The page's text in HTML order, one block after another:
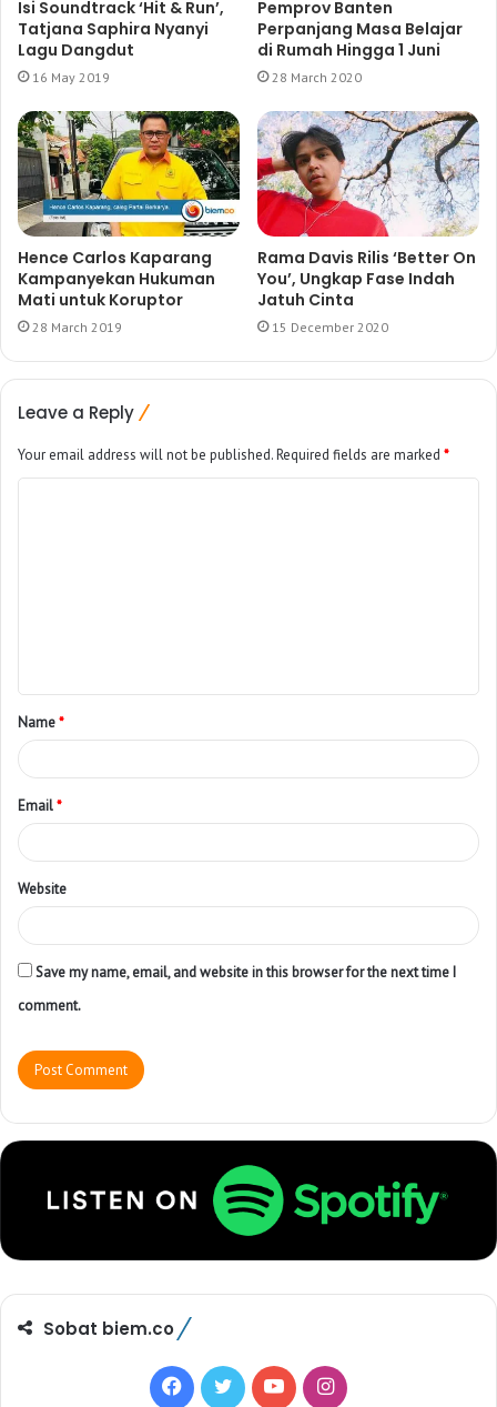
Isi Soundtrack ‘Hit & Run’,
Tatjana Saphira Nyanyi
Lagu Dangdut
16 May 2019
Pemprov Banten
Perpanjang Masa Belajar
di Rumah Hingga 1 Juni
28 March 2020
Hence Carlos Kaparang
Kampanyekan Hukuman
Mati untuk Koruptor
28 March 2019
Rama Davis Rilis ‘Better On
You’, Ungkap Fase Indah
Jatuh Cinta
15 December 2020
Leave a Reply
Your email address will not be published.Required fields are marked *
Name*
Email*
Website
Save my name, email, and website in this browser for the next time I
comment.
Sobat biem.co
F
T
Y
I